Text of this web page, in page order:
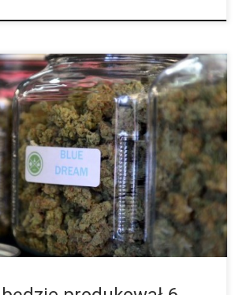
2013 roku jako pierwszy kraj na świecie
Teraz przyszedł czas na kolejny krok i
mają być produkowane od 6 do 10 […]